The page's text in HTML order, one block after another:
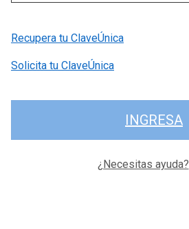
Recupera tu ClaveÚnica
Solicita tu ClaveÚnica
INGRESA
¿Necesitas ayuda?